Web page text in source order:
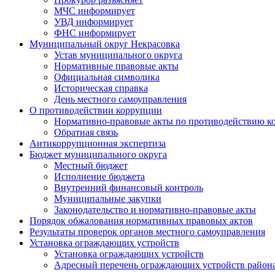
МЧС информирует
УВД информирует
ФНС информирует
Муниципальный округ Некрасовка
Устав муниципального округа
Нормативные правовые акты
Официальная символика
Историческая справка
День местного самоуправления
О противодействии коррупции
Нормативно-правовые акты по противодействию
Обратная связь
Антикоррупционная экспертиза
Бюджет муниципального округа
Местный бюджет
Исполнение бюджета
Внутренний финансовый контроль
Муниципальные закупки
Законодательство и нормативно-правовые акты
Порядок обжалования нормативных правовых актов
Результаты проверок органов местного самоуправления
Установка ограждающих устройств
Установка ограждающих устройств
Адресный перечень ограждающих устройств